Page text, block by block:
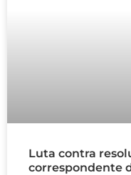
Luta contra
correspondente